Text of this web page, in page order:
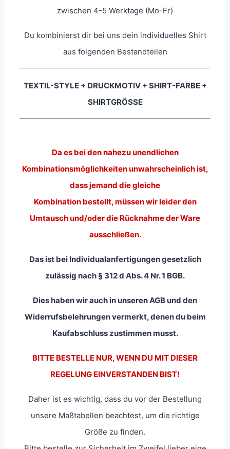
zwischen 4-5 Werktage (Mo-Fr)
Du kombinierst dir bei uns dein individuelles Shirt
aus folgenden Bestandteilen
TEXTIL-STYLE + DRUCKMOTIV + SHIRT-FARBE +
SHIRTGRÖSSE
Da es bei den nahezu unendlichen
Kombinationsmöglichkeiten unwahrscheinlich ist,
dass jemand die gleiche
Kombination bestellt, müssen wir leider den
Umtausch und/oder die Rücknahme der Ware
ausschließen.
Das ist bei Individualanfertigungen gesetzlich
zulässig nach § 312 d Abs. 4 Nr. 1 BGB.
Dies haben wir auch in unseren AGB und den
Widerrufsbelehrungen vermerkt, denen du beim
Kaufabschluss zustimmen musst.
BITTE BESTELLE NUR, WENN DU MIT DIESER
REGELUNG EINVERSTANDEN BIST!
Daher ist es wichtig, dass du vor der Bestellung
unsere Maßtabellen beachtest, um die richtige
Größe zu finden.